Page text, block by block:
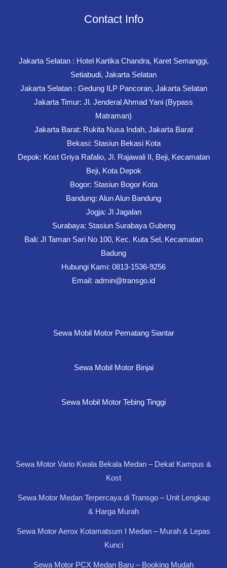
Contact Info
Jakarta Selatan : Hotel Kartika Chandra, Karet Semanggi,
Setiabudi, Jakarta Selatan
Jakarta Selatan : Gedung ILP Pancoran, Jakarta Selatan
Jakarta Timur: Jl. Jenderal Ahmad Yani (Bypass
Matraman)
Jakarta Barat: Rukita Nusa Indah, Jakarta Barat
Bekasi: Stasiun Bekasi Kota
Depok: Kost Griya Rafalio, Jl. Rajawali II, Beji, Kecamatan
Beji, Kota Depok
Bogor: Stasiun Bogor Kota
Bandung: Alun Alun Bandung
Jogja: Jl Jagalan
Surabaya: Stasiun Surabaya Gubeng
Bali: Jl Taman Sari No 100, Kec. Kuta Sel, Kecamatan
Badung
Hubungi Kami: 0813-1536-9256
Email: admin@transgo.id
Sewa Mobil Motor Pematang Siantar
Sewa Mobil Motor Binjai
Sewa Mobil Motor Tebing Tinggi
Sewa Motor Vario Kwala Bekala Medan – Dekat Kampus &
Kost
Sewa Motor Medan Terpercaya di Transgo – Unit Lengkap
& Harga Murah
Sewa Motor Aerox Kotamatsum I Medan – Murah & Lepas
Kunci
Sewa Motor PCX Medan Baru – Booking Mudah